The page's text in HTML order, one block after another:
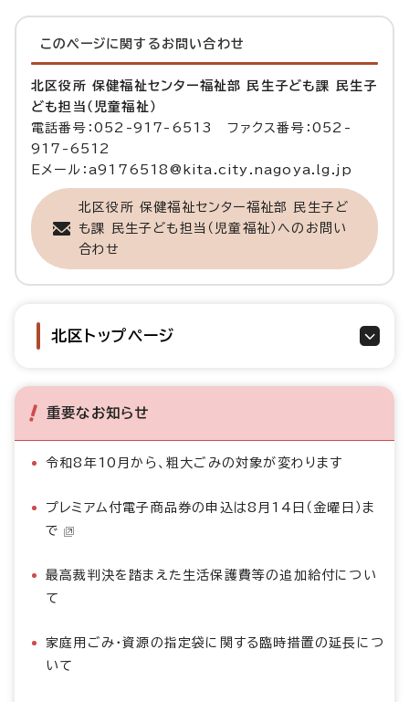
このページに関する お問い合わせ
北区役所 保健福祉センター福祉部 民生子ども課 民生子
ども担当（児童福祉）
電話番号：052-917-6513 ファクス番号：052-
917-6512
Eメール：a9176518@kita.city.nagoya.lg.jp
北区役所 保健福祉センター福祉部 民生子ど
も課 民生子ども担当（児童福祉）へのお問い
合わせ
北区トップページ
重要なお知らせ
令和8年10月から、粗大ごみの対象が変わります
プレミアム付電子商品券の申込は8月14日（金曜日）ま
で
最高裁判決を踏まえた生活保護費等の追加給付につい
て
家庭用ごみ・資源の指定袋に関する臨時措置の延長につ
いて